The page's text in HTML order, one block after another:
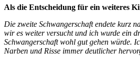
Als die Entscheidung für ein weiteres
Die zweite Schwangerschaft endete kurz
wir es weiter versucht und ich wurde ein
Schwangerschaft wohl gut gehen würde.
Narben und Risse immer deutlicher